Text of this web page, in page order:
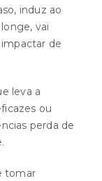
induz ao
vai
de
leva a
ou
perda de
tomar